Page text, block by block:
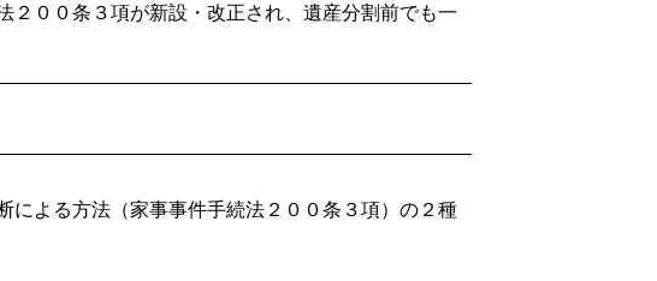
２００条３項が新設・改正され、遺産分割前でも一
による方法（家事事件手続法２００条３項）の２種